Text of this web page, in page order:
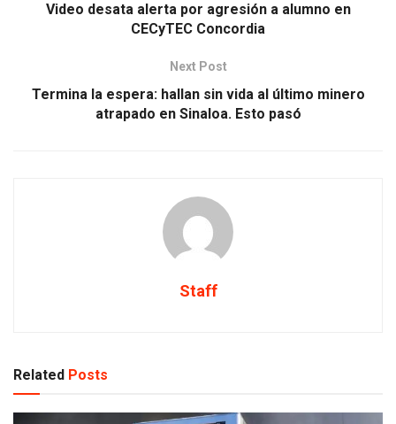
Video desata alerta por agresión a alumno en
CECyTEC Concordia
Next Post
Termina la espera: hallan sin vida al último minero
atrapado en Sinaloa. Esto pasó
Staff
Related Posts